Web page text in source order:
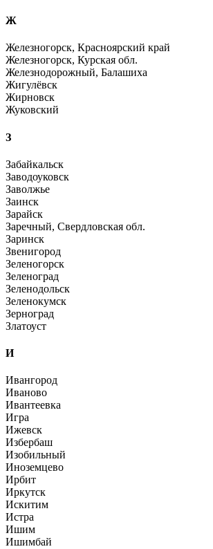
Ж
Железногорск, Красноярский край
Железногорск, Курская обл.
Железнодорожный, Балашиха
Жигулёвск
Жирновск
Жуковский
З
Забайкальск
Заводоуковск
Заволжье
Заинск
Зарайск
Заречный, Свердловская обл.
Заринск
Звенигород
Зеленогорск
Зеленоград
Зеленодольск
Зеленокумск
Зерноград
Златоуст
И
Ивангород
Иваново
Ивантеевка
Игра
Ижевск
Избербаш
Изобильный
Иноземцево
Ирбит
Иркутск
Искитим
Истра
Ишим
Ишимбай